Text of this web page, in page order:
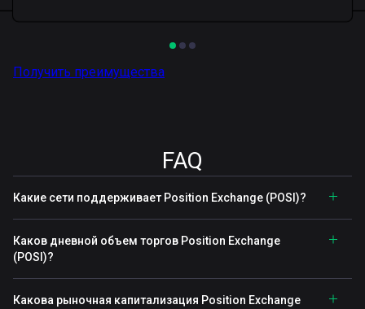
Получить преимущества
FAQ
Какие сети поддерживает Position Exchange (POSI)?
Каков дневной объем торгов Position Exchange
(POSI)?
Какова рыночная капитализация Position Exchange